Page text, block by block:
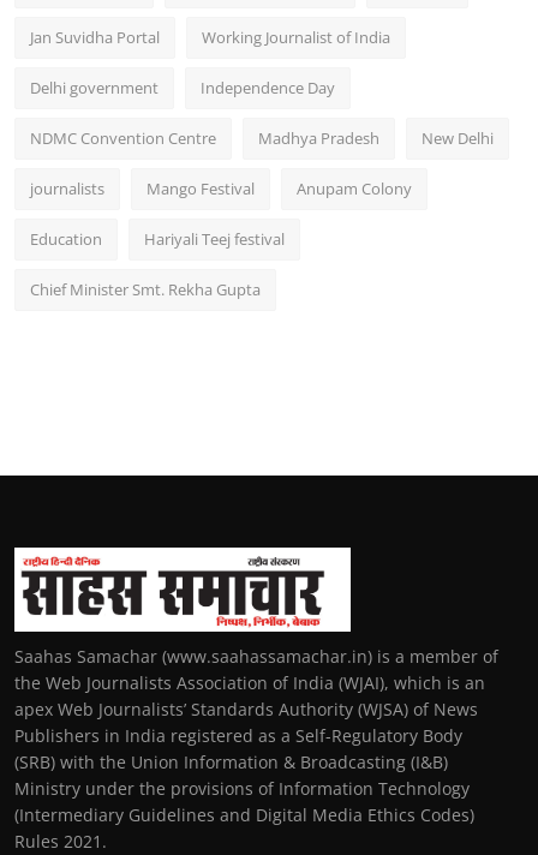
Jan Suvidha Portal Working Journalist of India
Delhi government Independence Day
NDMC Convention Centre Madhya Pradesh New Delhi
journalists Mango Festival Anupam Colony
Education Hariyali Teej festival
Chief Minister Smt. Rekha Gupta
Saahas Samachar (www.saahassamachar.in) is a member of
the Web Journalists Association of India (WJAI), which is an
apex Web Journalists’ Standards Authority (WJSA) of News
Publishers in India registered as a Self-Regulatory Body
(SRB) with the Union Information & Broadcasting (I&B)
Ministry under the provisions of Information Technology
(Intermediary Guidelines and Digital Media Ethics Codes)
Rules 2021.